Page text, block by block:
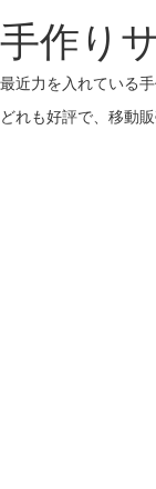
手作り
最近力を入れている
どれも好評で、移動